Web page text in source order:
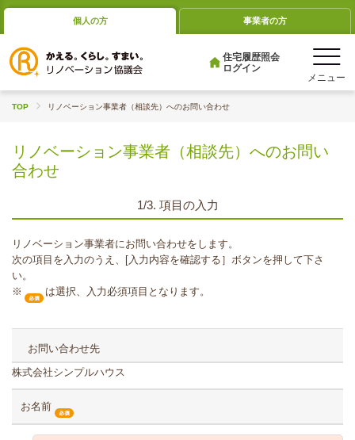
個人の方 事業者の方
住宅履歴照会
ログイン
TOP リノベーション事業者（相談先）へのお問い合わせ
リノベーション事業者（相談先）へのお問い
合わせ
1/3. 項目の入力
リノベーション事業者にお問い合わせをします。
次の項目を入力のうえ、[入力内容を確認する］ボタンを押して下さ
い。
※
は選択、入力必須項目となります。
お問い合わせ先
株式会社シンプルハウス
お名前